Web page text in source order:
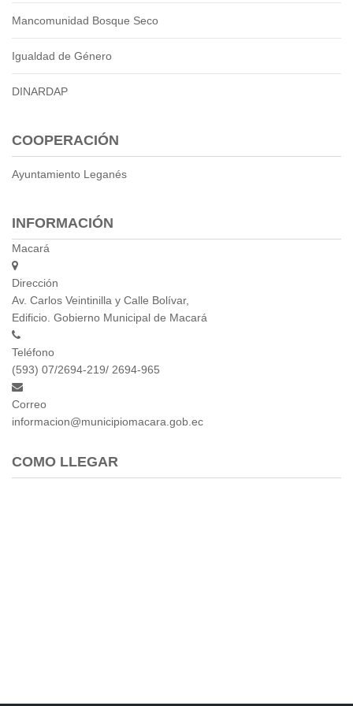
Mancomunidad Bosque Seco
Igualdad de Género
DINARDAP
COOPERACIÓN
Ayuntamiento Leganés
INFORMACIÓN
Macará
Dirección
Av. Carlos Veintinilla y Calle Bolívar,
Edificio. Gobierno Municipal de Macará
Teléfono
(593) 07/2694-219/ 2694-965
Correo
informacion@municipiomacara.gob.ec
COMO LLEGAR
Empresa Pública de Vivienda
Biblioteca
P.A.C. - P.O.A.
Convenios
Concurso de Méritos
Servicio
Mail